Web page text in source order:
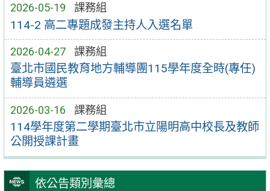
2026-05-19 課務組
114-2 高二專題成發主持人入選名單
2026-04-27 課務組
臺北市國民教育地方輔導團115學年度全時(專任)
輔導員遴選
2026-03-16 課務組
114學年度第二學期臺北市立陽明高中校長及教師
公開授課計畫
依公告類別彙總